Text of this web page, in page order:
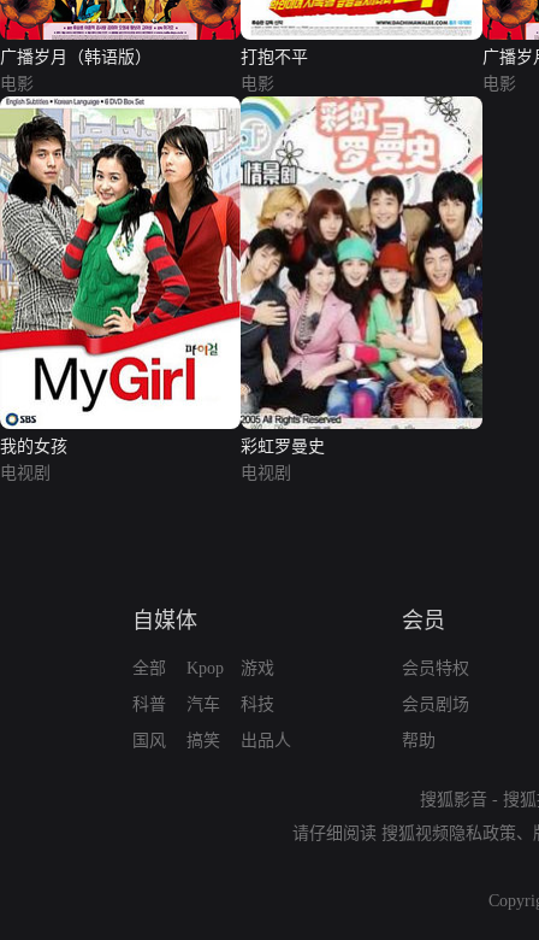
广播岁月（韩语版）
电影
打抱不平
电影
广播岁
电影
我的女孩
电视剧
彩虹罗曼史
电视剧
自媒体
全部
科普
国风
Kpop
汽车
搞笑
游戏
科技
出品人
会员
会员特权
会员剧场
帮助
搜狐影音 - 搜
请仔细阅读 搜狐视频隐私政策、